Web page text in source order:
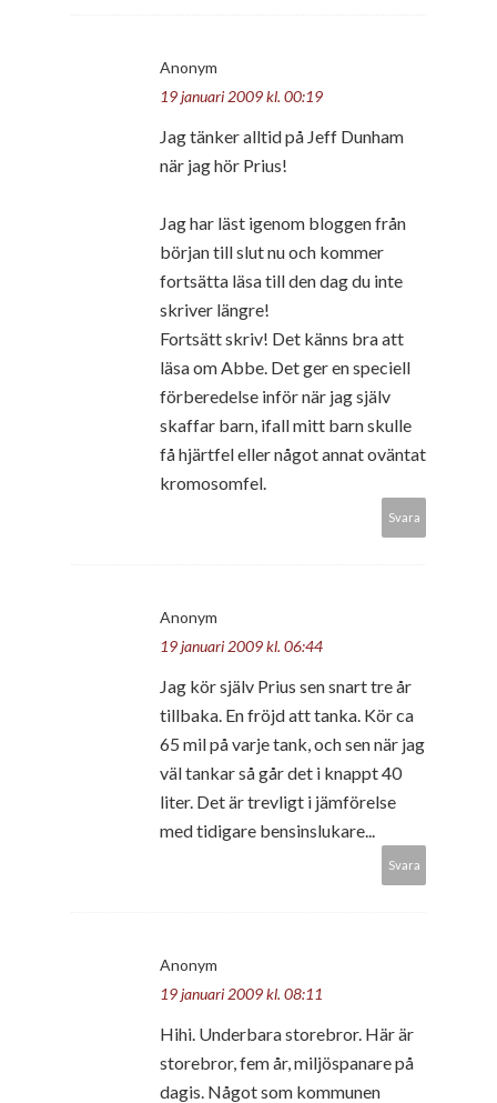
Anonym
19 januari 2009 kl. 00:19
Jag tänker alltid på Jeff Dunham
när jag hör Prius!
Jag har läst igenom bloggen från
början till slut nu och kommer
fortsätta läsa till den dag du inte
skriver längre!
Fortsätt skriv! Det känns bra att
läsa om Abbe. Det ger en speciell
förberedelse inför när jag själv
skaffar barn, ifall mitt barn skulle
få hjärtfel eller något annat oväntat
kromosomfel.
Svara
Anonym
19 januari 2009 kl. 06:44
Jag kör själv Prius sen snart tre år
tillbaka. En fröjd att tanka. Kör ca
65 mil på varje tank, och sen när jag
väl tankar så går det i knappt 40
liter. Det är trevligt i jämförelse
med tidigare bensinslukare...
Svara
Anonym
19 januari 2009 kl. 08:11
Hihi. Underbara storebror. Här är
storebror, fem år, miljöspanare på
dagis. Något som kommunen